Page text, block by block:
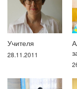
Учителя
28.11.2011